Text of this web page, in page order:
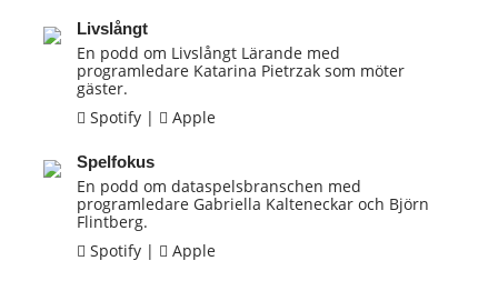
Livslångt
En podd om Livslångt Lärande med
programledare Katarina Pietrzak som möter
gäster.
Spotify | Apple
Spelfokus
En podd om dataspelsbranschen med
programledare Gabriella Kalteneckar och Björn
Flintberg.
Spotify | Apple